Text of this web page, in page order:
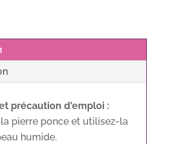
t
:
précaution d'emploi :
pierre ponce et utilisez-la
humide.